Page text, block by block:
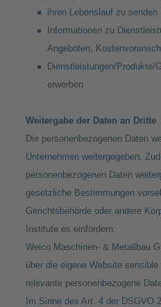
ihren Lebenslauf zu senden
Informationen zu
Angeboten,
Dienstleistungen/Produkte/
erwerben
Weitergabe der Daten an Dritte
Die personenbezogenen Daten
Unternehmen weitergegeben.
personenbezogenen Daten
gesetzliche Bestimmungen
Gerichtsbehörde oder andere
Institute es einfordern.
Weico Maschinen- & Metallbau
über die eigene Website
relevante personenbezogene
Im Sinne des Art. 4 der DSGVO